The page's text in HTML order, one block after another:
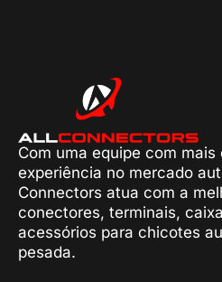
Com uma equipe com mais
experiência no mercado
Connectors atua com a
conectores, terminais,
acessórios para chicotes
pesada.